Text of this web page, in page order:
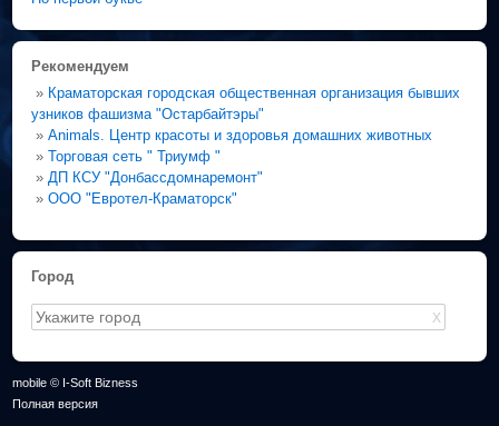
Рекомендуем
» Краматорская городская общественная организация бывших
узников фашизма "Остарбайтэры"
»Animals. Центр красоты и здоровья домашних животных
»Торговая сеть " Триумф "
» ДП КСУ "Донбассдомнаремонт"
»ООО "Евротел-Краматорск"
Город
X
mobile © I-Soft Bizness
Полная версия